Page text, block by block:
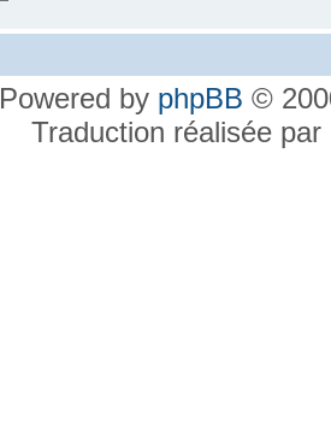
Powered by phpBB ©
Traduction réalisée par